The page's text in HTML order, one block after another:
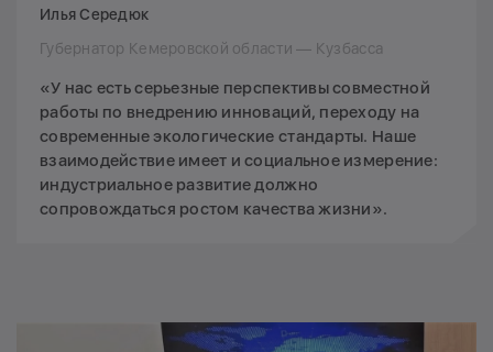
Илья Середюк
Губернатор Кемеровской области — Кузбасса
«У нас есть серьезные перспективы совместной
работы по внедрению инноваций, переходу на
современные экологические стандарты. Наше
взаимодействие имеет и социальное измерение:
индустриальное развитие должно
сопровождаться ростом качества жизни».